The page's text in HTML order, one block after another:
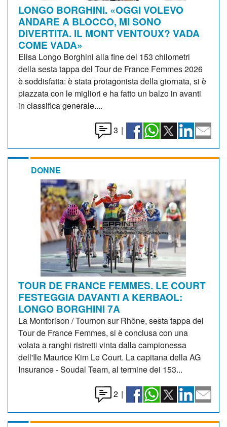
LONGO BORGHINI. «OGGI VOLEVO
ANDARE A BLOCCO, MI SONO
DIVERTITA. IL MONT VENTOUX? VADA
COME VADA»
Elisa Longo Borghini alla fine dei 153 chilometri
della sesta tappa del Tour de France Femmes 2026
è soddisfatta: è stata protagonista della giornata, si è
piazzata con le migliori e ha fatto un balzo in avanti
in classifica generale....
3 |
DONNE
TOUR DE FRANCE FEMMES. LE COURT
FESTEGGIA DAVANTI A KERBAOL:
LONGO BORGHINI 7A
La Montbrison / Tournon sur Rhône, sesta tappa del
Tour de France Femmes, si è conclusa con una
volata a ranghi ristretti vinta dalla campionessa
dell'Ile Maurice Kim Le Court. La capitana della AG
Insurance - Soudal Team, al termine dei 153...
2 |